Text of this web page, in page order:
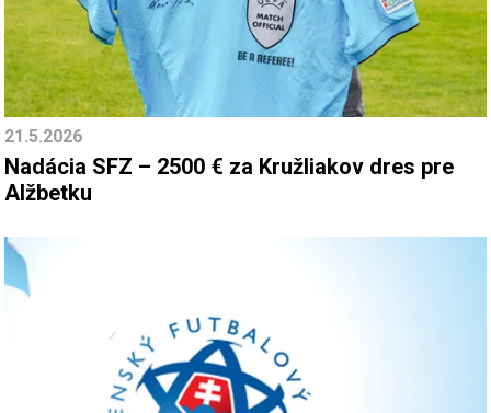
21.5.2026
Nadácia SFZ – 2500 € za Kružliakov dres pre
Alžbetku